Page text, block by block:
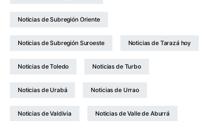
Noticias de Subregión Oriente
Noticias de Subregión Suroeste Noticias de Tarazá hoy
Noticias de Toledo Noticias de Turbo
Noticias de Urabá Noticias de Urrao
Noticias de Valdivia Noticias de Valle de Aburrá